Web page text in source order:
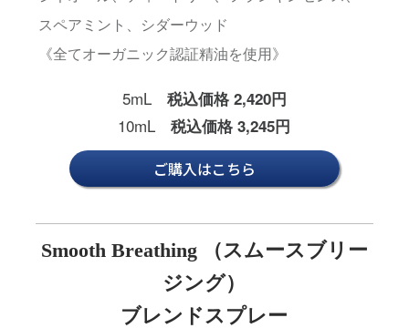
スペアミント、シダーウッド
《全てオーガニック認証精油を使用》
5mL 税込価格 2,420円
10mL税込価格 3,245円
ご購入はこちら
Smooth Breathing （スムースブリー
ジング）
ブレンドスプレー